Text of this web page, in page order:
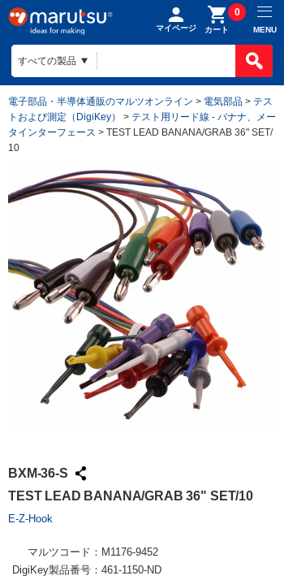
マイページ カート
0
MENU
電子部品・半導体通販のマルツオンライン > 電気部品 > テス
トおよび測定（DigiKey）
> テスト用リード線 - バナナ、メー
タインターフェース > TEST LEAD BANANA/GRAB 36" SET/
10
BXM-36-S
TEST LEAD BANANA/GRAB 36" SET/10
E-Z-Hook
マルツコード： M1176-9452
DigiKey製品番号： 461-1150-ND